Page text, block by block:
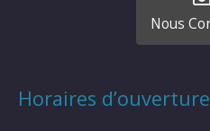
Nous
Horaires